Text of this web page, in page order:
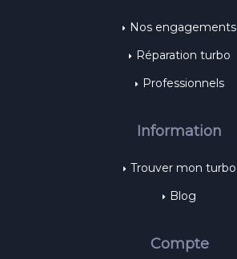
Nos engagements
Réparation turbo
Professionnels
Information
Trouver mon turbo
Blog
Compte